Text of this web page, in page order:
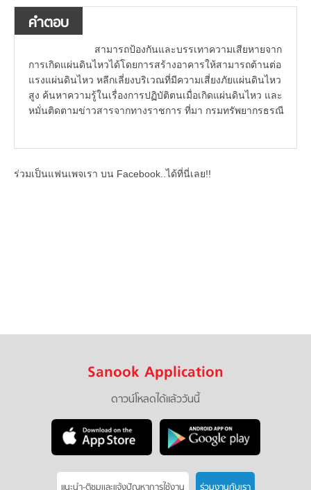
คำตอบ
สามารถป้องกันและบรรเทาความเสียหายจาก
การเกิดแผ่นดินไหวได้โดยการสร้างอาคารให้สามารถต้านต่อ
แรงแผ่นดินไหว หลีกเลี่ยงบริเวณที่มีความเสี่ยงภัยแผ่นดินไหว
สูง ค้นหาความรู้ในเรื่องการปฏิบัติตนเมื่อเกิดแผ่นดินไหว และ
หมั่นติดตามข่าวสารจากทางราชการ ที่มา กรมทรัพยากรธรณี
ร่วมเป็นแฟนเพจเรา บน Facebook..ได้ที่นี่เลย!!
Sanook Application
ดาวน์โหลดได้แล้ววันนี้